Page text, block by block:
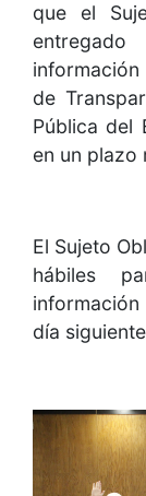
que el
de
Pública del
en un plazo
El Sujeto
hábiles
día